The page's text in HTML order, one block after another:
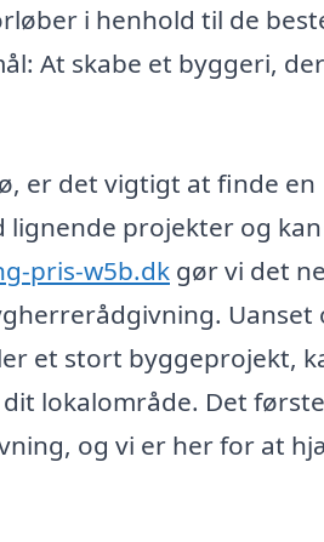
i henhold til de
At skabe et byggeri, der
er det vigtigt at finde en
lignende projekter og kan
pris-w5b.dk gør vi det
Uanset
et stort byggeprojekt,
lokalområde. Det første
og vi er her for at